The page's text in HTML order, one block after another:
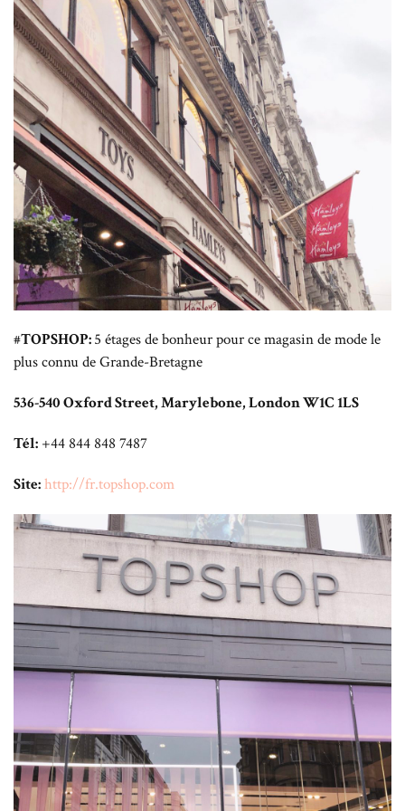
#TOPSHOP:5 étages de bonheur pour ce magasin de mode le
plus connu de Grande-Bretagne
536-540 Oxford Street, Marylebone, London W1C 1LS
Tél: +44 844 848 7487
Site:http://fr.topshop.com